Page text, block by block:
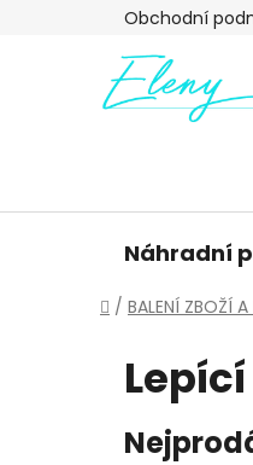
Obchodní
Náhradní
Domů
/ BALENÍ ZBOŽÍ